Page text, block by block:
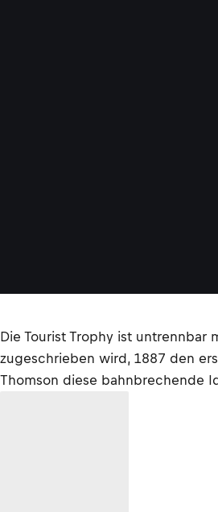
Die Tourist Trophy ist untrennbar
zugeschrieben wird, 1887 den
Thomson diese bahnbrechende